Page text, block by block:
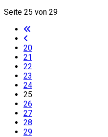
Seite 25 von 29
20
21
22
23
24
25
26
27
28
29